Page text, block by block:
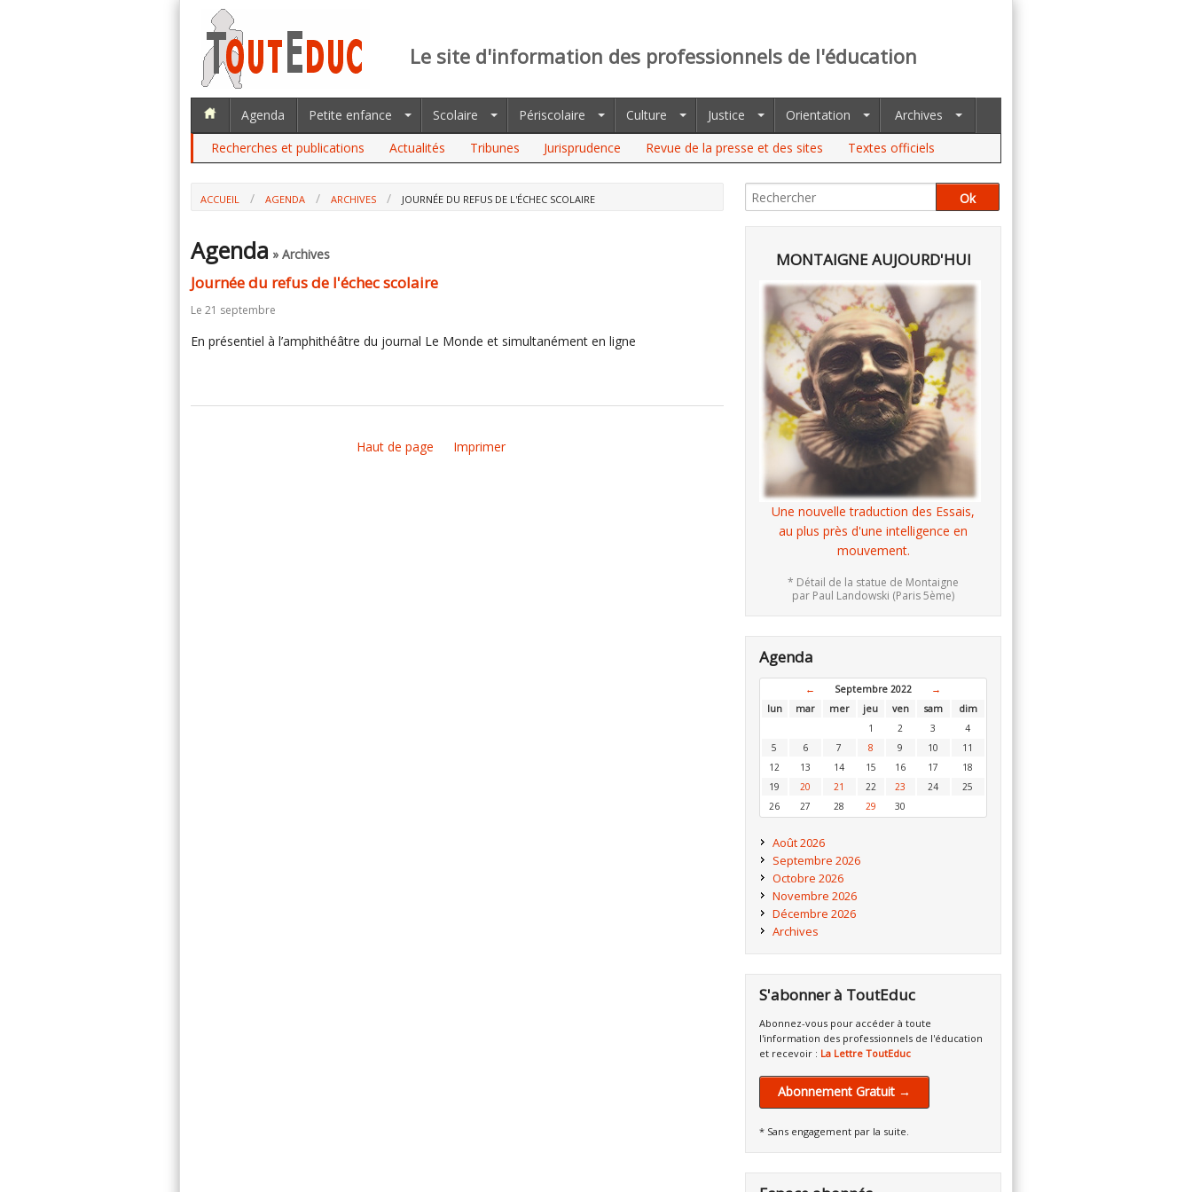
Le site d'information des professionnels de l'éducation
Agenda Petite enfance Scolaire Périscolaire Culture Justice Orientation
Archives
Recherches et publications
Actualités Tribunes Jurisprudence Revue de la presse et des sites Textes officiels
ACCUEIL AGENDA ARCHIVES JOURNÉE DU REFUS DE L'ÉCHEC SCOLAIRE
Agenda » Archives
Journée du refus de l'échec scolaire
Le 21 septembre
En présentiel à l’amphithéâtre du journal Le Monde et simultanément en ligne
Haut de page Imprimer
MONTAIGNE AUJOURD'HUI
Une nouvelle traduction des Essais,
au plus près d'une intelligence en
mouvement.
* Détail de la statue de Montaigne
par Paul Landowski (Paris 5ème)
Agenda
← Septembre 2022
→
lun
mar mer jeu ven sam
dim
1
2 3
4
5
6 7 8 9 10
11
12
13 14 15 16 17
18
19
20 21 22 23 24
25
26
27 28 29 30
Août 2026
Septembre 2026
Octobre 2026
Novembre 2026
Décembre 2026
Archives
S'abonner à ToutEduc
Abonnez-vous pour accéder à toute
l'information des professionnels de l'éducation
et recevoir : La Lettre ToutEduc
Abonnement Gratuit →
* Sans engagement par la suite.